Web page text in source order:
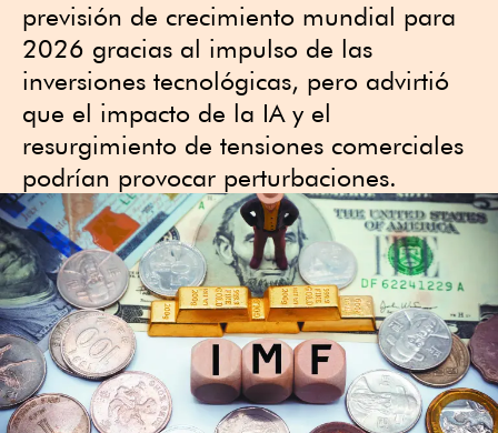
previsión de crecimiento mundial para
2026 gracias al impulso de las
inversiones tecnológicas, pero advirtió
que el impacto de la IA y el
resurgimiento de tensiones comerciales
podrían provocar perturbaciones.